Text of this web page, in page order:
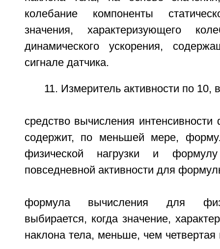
колебание компоненты
значения, характеризующего
динамического ускорения,
сигнале датчика.
11. Измеритель активности по 10,
средство вычисления интенсивности
содержит, по меньшей мере,
физической нагрузки и
повседневной активности для
формула вычисления для
выбирается, когда значение,
наклона тела, меньше, чем четвертая